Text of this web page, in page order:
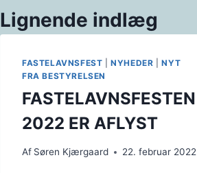
Lignende indlæg
FASTELAVNSFEST |NYHEDER |NYT
FRA BESTYRELSEN
FASTELAVNSFESTEN
2022 ER AFLYST
Af Søren Kjærgaard 22. februar 2022